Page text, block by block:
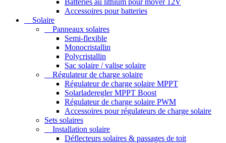
Batteries au lithium pour mover 12V
Accessoires pour batteries
Solaire
Panneaux solaires
Semi-flexible
Monocristallin
Polycristallin
Sac solaire / valise solaire
Régulateur de charge solaire
Régulateur de charge solaire MPPT
Solarladeregler MPPT Boost
Régulateur de charge solaire PWM
Accessoires pour régulateurs de charge solaire
Sets solaires
Installation solaire
Déflecteurs solaires & passages de toit